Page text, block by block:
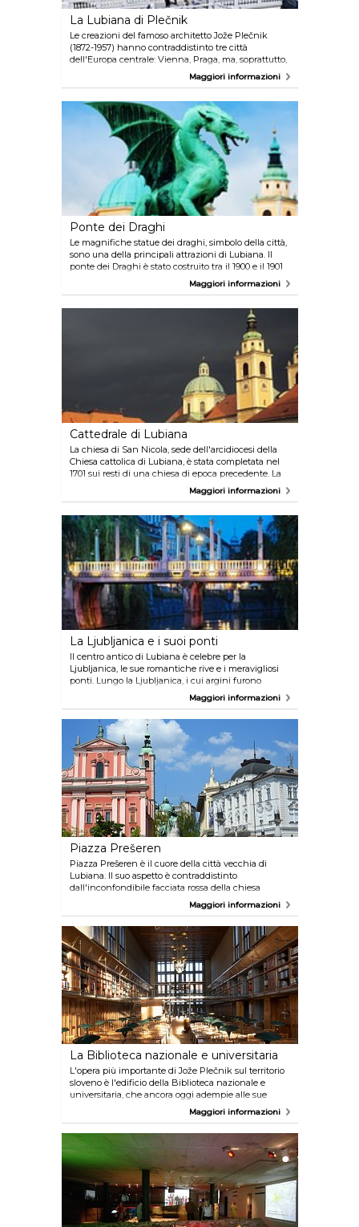
La Lubiana di Plečnik
Le creazioni del famoso architetto Jože Plečnik
(1872-1957) hanno contraddistinto tre città
dell'Europa centrale: Vienna, Praga, ma, soprattutto,
la sua amata città natale, Lubiana. L'obbiettivo di
Plečnik era dare nuova vita alla città trasformando
più importanti ricordiamo il ponte Triplo, il ponte dei
Calzolai, l'edificio della Biblioteca Nazionale e
Universitaria, il teatro estivo di Križanke, il cimitero
di Žale e molto altro.
Maggiori informazioni
Ponte dei Draghi
Le magnifiche statue dei draghi, simbolo della città,
sono una della principali attrazioni di Lubiana. Il
ponte dei Draghi è stato costruito tra il 1900 e il 1901
ed è stato dedicato all'imperatore austriaco
Francesco Giuseppe I. È considerato un capolavoro
completato è stato uno dei primi ponti in cemento
Maggiori informazioni
Cattedrale di Lubiana
La chiesa di San Nicola, sede dell'arcidiocesi della
Chiesa cattolica di Lubiana, è stata completata nel
1701 sui resti di una chiesa di epoca precedente. La
chiesa, costruita dall'architetto gesuita Andrea
Pozzo, è decorata con gli affreschi di Giulio Quaglio
porta di ingresso, costruita nel XX secolo, è un altro
punto di interesse dell'edificio. Le incisioni della
porta principale raffigurano la storia, mentre le
postierle sono decorate con i ritratti degli arcivescovi
sloveni e di Gesù.
Maggiori informazioni
La Ljubljanica e i suoi ponti
Il centro antico di Lubiana è celebre per la
Ljubljanica, le sue romantiche rive e i meravigliosi
ponti. Lungo la Ljubljanica, i cui argini furono
progettati da Jože Plečnik, sono situati numerosi
caffè in cui le persone chiacchierano tra di loro in
un'atmosfera rilassata mentre ammirano il
paesaggio. Il modo migliore per vedere il fiume è
prenotare una gita turistica a bordo di un battello.
Alcuni offrono tour in battello guidati.
Maggiori informazioni
Piazza Prešeren
Piazza Prešeren è il cuore della città vecchia di
Lubiana. Il suo aspetto è contraddistinto
dall'inconfondibile facciata rossa della chiesa
francescana, dalla statua dedicata a France
Prešeren, il famoso poeta che dà il nome alla piazza,
e dal celebre ponte Triplo di Jože Plečnik. Nelle
immediate vicinanze di trovano l'ufficio di
informazioni turistiche e il Mercato centrale.
Maggiori informazioni
La Biblioteca nazionale e universitaria
L'opera più importante di Jože Plečnik sul territorio
sloveno è l'edificio della Biblioteca nazionale e
universitaria, che ancora oggi adempie alle sue
funzioni originarie. Questo edificio monumentale è
stato costruito nel 1941 ed è considerato un esempio
unico della combinazione delle diverse culture
amate dall'architetto. L'edificio è stato ideato su
modello dei palazzi italiani, mentre la famosa
scalinata in pietra scura e gli elementi decorativi
ispirano un senso di antichità.
Maggiori informazioni